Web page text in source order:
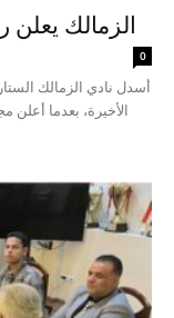
الزمالك
0
أسدل نادي الزمالك
الأخيرة، بعدما